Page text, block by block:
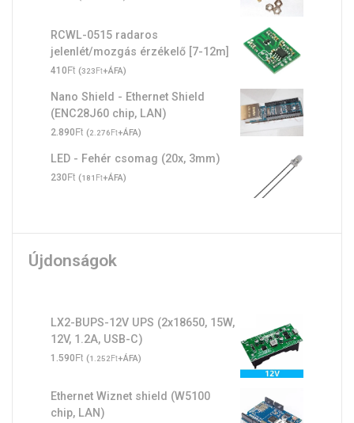
RCWL-0515 radaros
jelenlét/mozgás érzékelő [7-12m]
410Ft (323Ft+ÁFA)
Nano Shield - Ethernet Shield
(ENC28J60 chip, LAN)
2.890Ft (2.276Ft+ÁFA)
LED - Fehér csomag (20x, 3mm)
230Ft (181 Ft+ÁFA)
Újdonságok
LX2-BUPS-12V UPS (2x18650, 15W,
12V, 1.2A, USB-C)
1.590Ft (1.252Ft+ÁFA)
Ethernet Wiznet shield (W5100
chip, LAN)